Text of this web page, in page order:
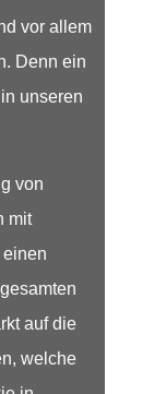
vor allem
Denn ein
unseren
von
mit
auf die
welche